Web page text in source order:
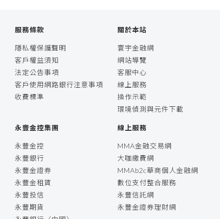
服務條款
隱私權保護聲明
客戶權益須知
法定公告事項
客戶使用網路銀行注意事項
收費標準
關於本站
寰宇金融網
網站導覽
客服中心
線上服務
操作示範
環境偵測與元件下載
永豐金控集團
永豐金控
永豐銀行
永豐金證券
永豐金租賃
永豐投信
永豐期貨
線上服務
MMA金融交易網
大咖繳費網
MMAb2c華商個人金融網
數位支付整合服務
永豐信託網
永豐金證券理財網